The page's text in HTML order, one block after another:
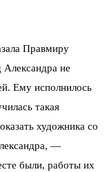
Правмиру
не
Ему исполнилось
такая
художника со
—
были, работы их